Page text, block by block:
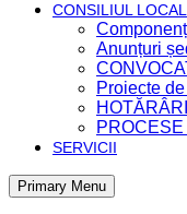
CONSILIUL LOCAL
Anunțuri
Proiecte
HOTĂRÂRI
SERVICII
Primary Menu